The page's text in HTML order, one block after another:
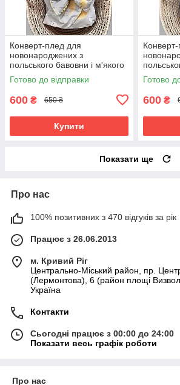
Конверт-плед для
новонароджених з
польського бавовни і м'якого
плюша (без утеплювача) BST
зайчики
Готово до відправки
600 ₴ 650 ₴
Купити
плюша
жовті
Готово
600 ₴
Показати ще
Про нас
100% позитивних з 470 відгуків за рік
Працює з 26.06.2013
м. Кривий Ріг
Центрально-Міський район, пр.
(Лермонтова), 6 (район площі
Україна
Контакти
Сьогодні працює з 00:00 до 24:00
Показати весь графік роботи
Про нас